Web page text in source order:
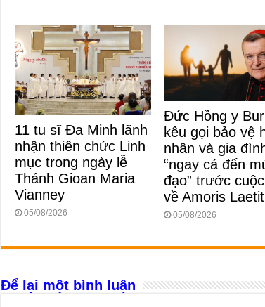
11 tu sĩ Đa Minh lãnh
nhận thiên chức Linh
mục trong ngày lễ
Thánh Gioan Maria
Vianney
05/08/2026
Đức Hồng y
kêu gọi bảo vệ
nhân và gia
“ngay cả đến
đạo” trước
về Amoris
05/08/2026
Để lại một bình luận